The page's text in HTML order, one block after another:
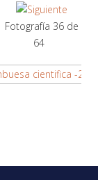
Fotografía 36 de
64